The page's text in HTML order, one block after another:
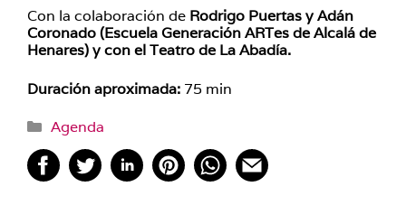
Con la colaboración de Rodrigo Puertas y Adán
Coronado (Escuela Generación ARTes de Alcalá de
Henares) y con el Teatro de La Abadía.
Duración aproximada: 75 min
Categorías
Agenda